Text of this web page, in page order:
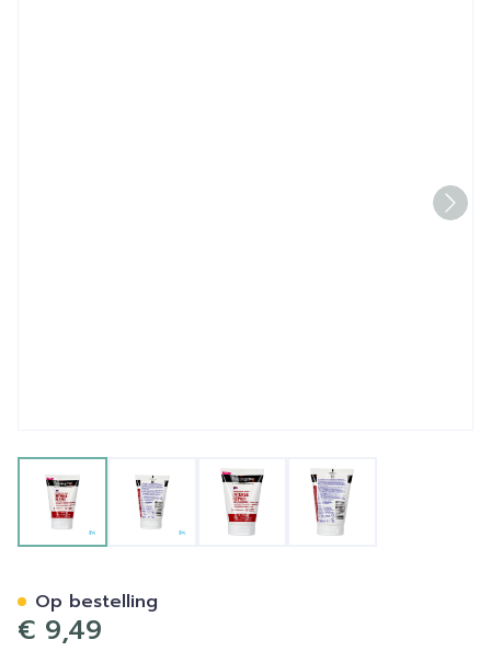
View larger imageView larger imageView larger imageView larger image
€ 9,49
Op bestelling